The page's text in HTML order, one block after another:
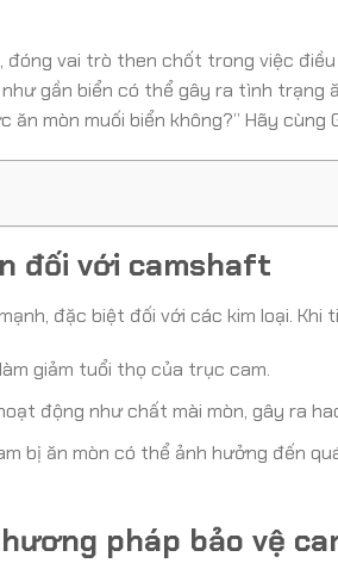
đóng vai trò then chốt trong việc
gần biển có thể gây ra tình trạng
ăn mòn muối biển không?” Hãy
đối với camshaft
đặc biệt đối với các kim loại.
giảm tuổi thọ của trục cam.
động như chất mài mòn, gây ra
bị ăn mòn có thể ảnh hưởng đến
pháp bảo vệ